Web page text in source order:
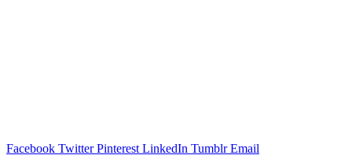
Facebook Twitter Pinterest LinkedIn Tumblr Email